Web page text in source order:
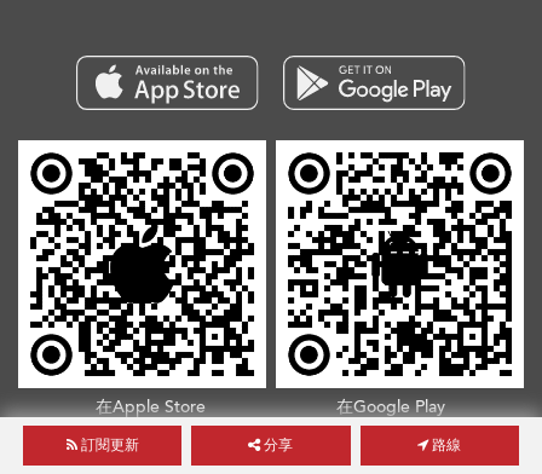
訂閱更新 分享 路線
在Apple Store
下載我們的
App
在Google Play
下載我們的